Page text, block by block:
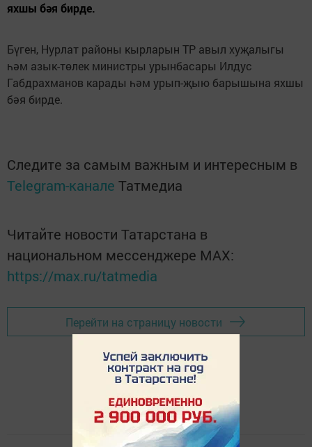
яхшы бәя бирде.
Бүген, Нурлат районы кырларын ТР авыл хуҗалыгы
һәм азык-төлек министры урынбасары Илдус
Габдрахманов карады һәм урып-җыю барышына яхшы
бәя бирде.
Следите за самым важным и интересным в
Telegram-канале Татмедиа
Читайте новости Татарстана в
национальном мессенджере MАХ:
https://max.ru/tatmedia
Перейти на страницу новости